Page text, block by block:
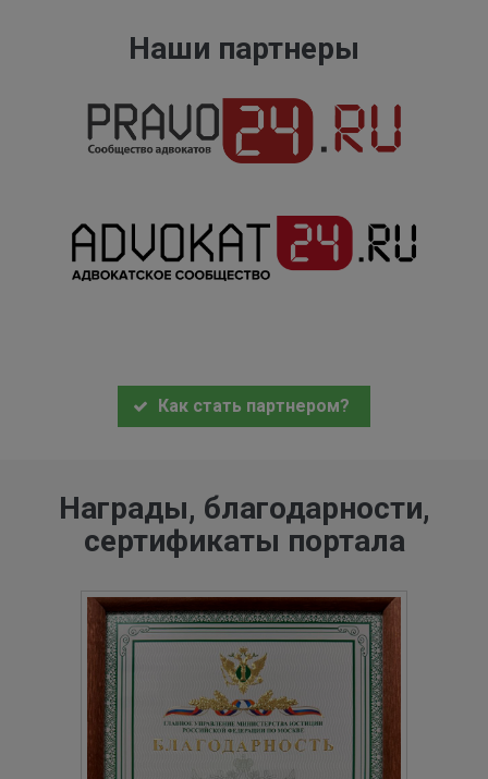
Наши партнеры
Как стать партнером?
Награды, благодарности,
сертификаты портала